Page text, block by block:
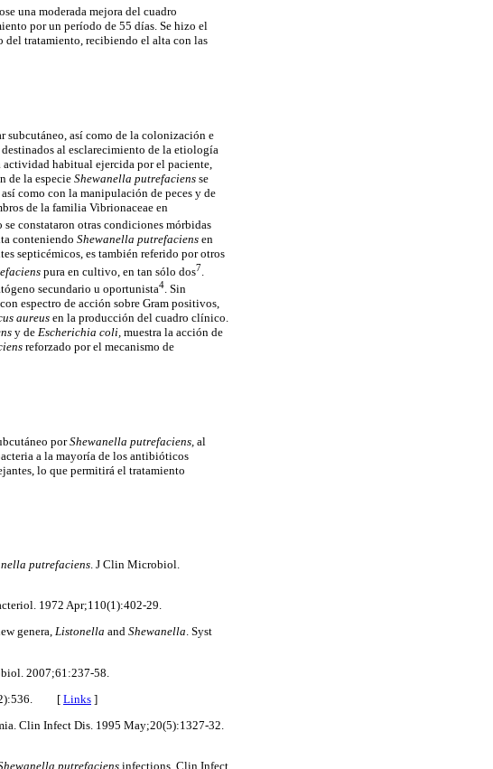
una moderada mejora del cuadro
por un período de 55 días. Se hizo el
del tratamiento, recibiendo el alta con las
subcutáneo, así como de la colonización e
al esclarecimiento de la etiología
actividad habitual ejercida por el paciente,
de la especie Shewanella putrefaciens se
como con la manipulación de peces y de
de la familia Vibrionaceae en
constataron otras condiciones mórbidas
conteniendo Shewanella putrefaciens en
septicémicos, es también referido por otros
pura en cultivo, en tan sólo dos7
secundario u oportunista4 . Sin
espectro de acción sobre Gram positivos,
aureusen la producción del cuadro clínico.
y de Escherichia coli, muestra la acción de
reforzado por el mecanismo de
porShewanella putrefaciens, al
a la mayoría de los antibióticos
lo que permitirá el tratamiento
putrefaciens. J Clin Microbiol.
1972 Apr;110(1):402-29.
genera, Listonella and Shewanella. Syst
2007;61:237-58.
[ Links ]
Clin Infect Dis. 1995 May;20(5):1327-32.
putrefaciens infections. Clin Infect